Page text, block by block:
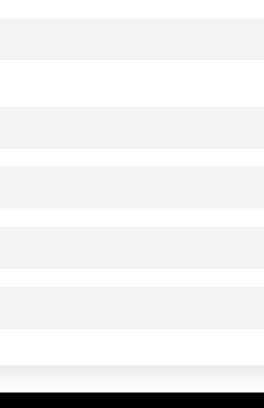
la remise en ébullition. A partir de ce